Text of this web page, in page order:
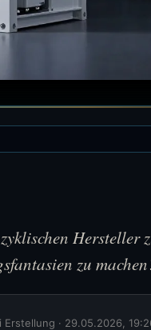
Hersteller
zu
Erstellung · 29.05.2026,